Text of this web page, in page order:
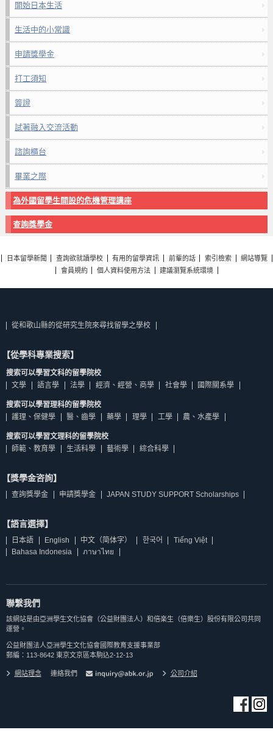
開始日本生活
生活中的小常識
申請獎學金
打工須知
簽證
試著融入交流活動
諮詢櫃台
畢業之際
為外國留學生開設的危機管理講座
查詢獎學金
日本留學新聞 查詢欲就讀學校 有用的留學資訊 前輩的話 索引檢索
網站導覽
會員規約
個人資料使用方法 建議瀏覽系統環境
從和歌山縣的從研究生院來尋找留學之學校
【從學科專業搜索】
搜索可以學習文科的留學院校
文學
語言學 法學 經濟、經營、商學 社會學 國際關系學
搜索可以學習理科的留學院校
護理、保健學
醫、齒學 藥學 理學 工學 農、水產學
搜索可以學習文理科的留學院校
師範、教育學
生活科學 藝術學 綜合科學
【獎學金咨詢】
查詢獎學金 申請獎學金 JAPAN STUDY SUPPORT Scholarships
【語言選擇】
日本語 English 中文（简体字） 한국어
Tiếng Việt
Bahasa Indonesia
ภาษาไทย
聯繫我們
該網站是由亞洲學生文化協會（公益財團法人）和倍楽生（倍樂生）股份有限公司共同
運營。
公益財團法人亞洲學生文化協會國際教育支援事業部
郵編：113-8642 東京文京區本駒込2-12-13
網站理念 連絡我們 公司介紹